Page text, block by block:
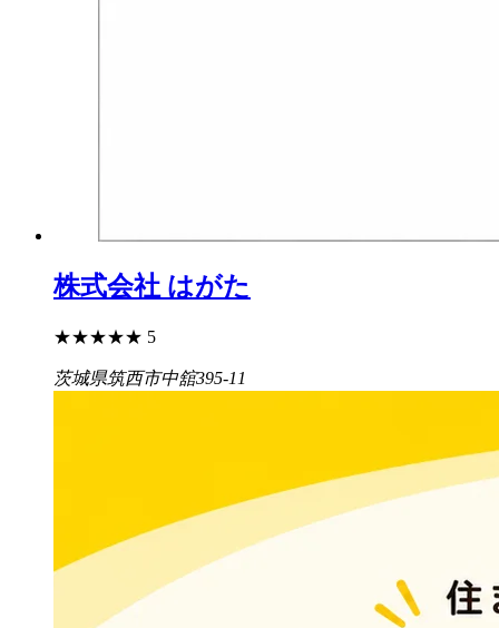
株式会社 はがた
★★★★★ 5
茨城県筑西市中舘395-11